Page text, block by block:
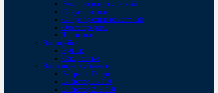
Бета профиль ремонтный
Синус профиль
Синус профиль ремонтный
Омега профиль
Т профиль
Виброрейки
Ручные
Секционные
Вибраторы глубинные
Вибратор Dingo
Вибратор JB-160
Вибратор ZIP-150